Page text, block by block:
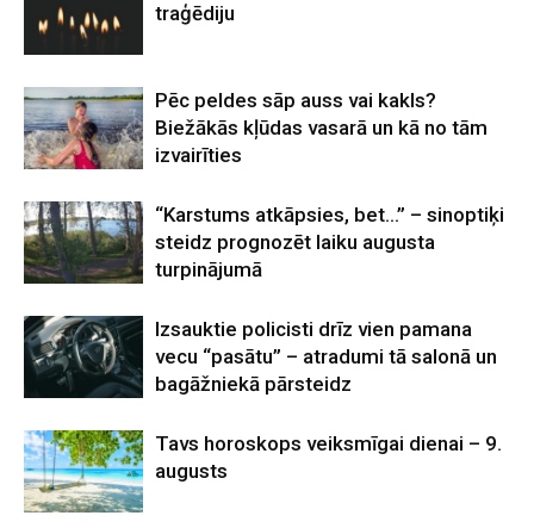
traģēdiju
Pēc peldes sāp auss vai kakls?
Biežākās kļūdas vasarā un kā no tām
izvairīties
“Karstums atkāpsies, bet…” – sinoptiķi
steidz prognozēt laiku augusta
turpinājumā
Izsauktie policisti drīz vien pamana
vecu “pasātu” – atradumi tā salonā un
bagāžniekā pārsteidz
Tavs horoskops veiksmīgai dienai – 9.
augusts